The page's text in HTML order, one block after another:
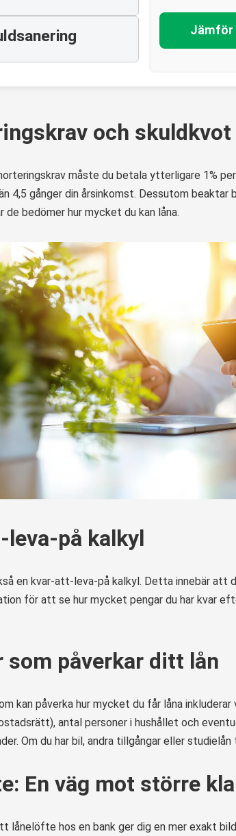
Jämför
och skuldkvot
måste du betala ytterligare 1%
4,5 gånger din årsinkomst. Dessutom beaktar
de bedömer hur mycket du kan låna.
på kalkyl
en kvar-att-leva-på kalkyl. Detta innebär att
för att se hur mycket pengar du har kvar
som påverkar ditt lån
kan påverka hur mycket du får låna
antal personer i hushållet och
Om du har bil, andra tillgångar eller
En väg mot större
lånelöfte hos en bank ger dig en mer exakt